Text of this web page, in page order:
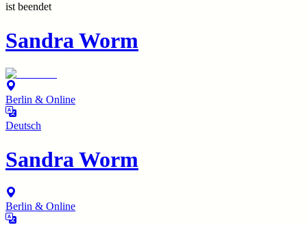
ist beendet
Sandra Worm
Berlin & Online
Deutsch
Sandra Worm
Berlin & Online